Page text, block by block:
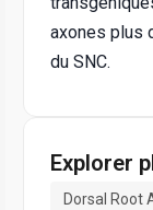
axones plus
du SNC.
Explorer
Dorsal Root